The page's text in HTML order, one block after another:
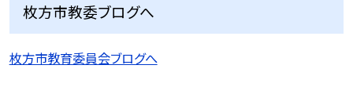
枚方市教委ブログへ
枚方市教育委員会ブログへ